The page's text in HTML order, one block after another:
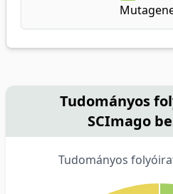
Tudományos
SCImago
Tudományos